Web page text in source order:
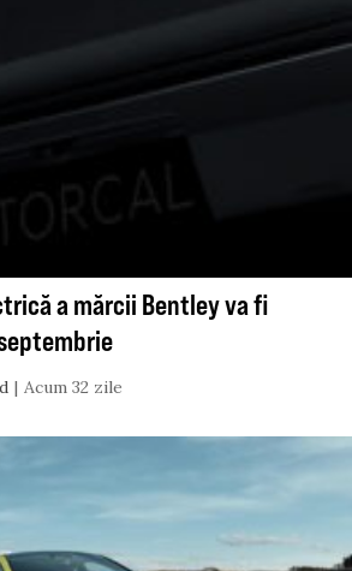
a mărcii Bentley va fi
Acum 32 zile